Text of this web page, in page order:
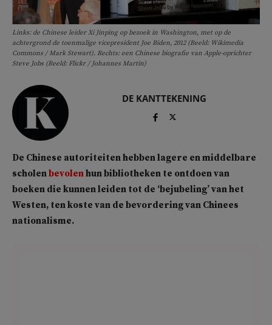
Links: de Chinese leider Xi Jinping op bezoek in Washington, met op de
achtergrond de toenmalige vicepresident Joe Biden, 2012 (Beeld: Wikimedia
Commons / Mark Stewart). Rechts: een Chinese biografie van Apple-oprichter
Steve Jobs (Beeld: Flickr / Johannes Martin)
DE KANTTEKENING
De Chinese autoriteiten hebben lagere en middelbare
scholenbevolenhun bibliotheken te ontdoen van
boeken die kunnen leiden tot de ‘bejubeling’ van het
Westen, ten koste van de bevordering van Chinees
nationalisme.